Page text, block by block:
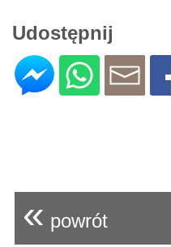
Udostępnij
« powrót